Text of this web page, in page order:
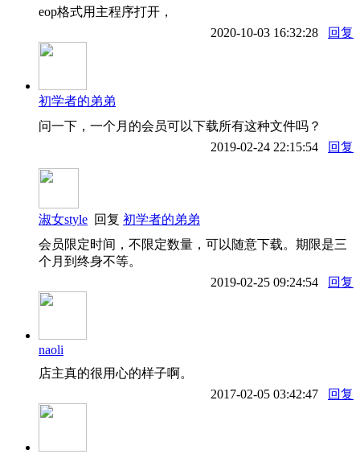
eop格式用主程序打开，
2020-10-03 16:32:28
回复
初学者的弟弟
问一下，一个月的会员可以下载所有这种文件吗？
2019-02-24 22:15:54
回复
淑女style 回复 初学者的弟弟
会员限定时间，不限定数量，可以随意下载。期限是三
个月到终身不等。
2019-02-25 09:24:54
回复
naoli
店主真的很用心的样子啊。
2017-02-05 03:42:47
回复